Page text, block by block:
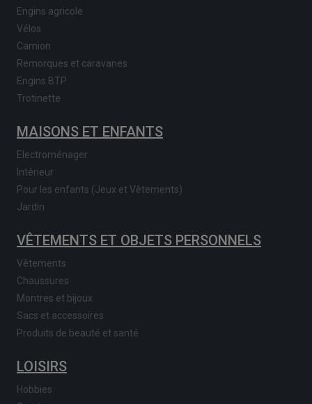
Engins agricole
Vélos
Camion
Remorques et caravanes
Engins BTP
Trotinette
MAISONS ET ENFANTS
Electroménager
Intérieur
Pour les enfants (Jeux et Vêtements)
Jardin
VÊTEMENTS ET OBJETS PERSONNELS
Vêtements
Chaussures
Montres et bijoux
Sacs et accessoires
Produits de beauté et santé
LOISIRS
Hobbies